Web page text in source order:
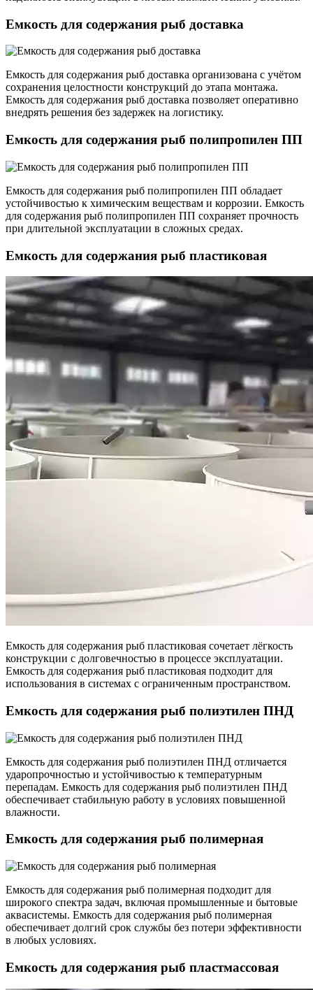
Емкость для содержания рыб доставка
Емкость для содержания рыб доставка организована с учётом
сохранения целостности конструкций до этапа монтажа.
Емкость для содержания рыб доставка позволяет оперативно
внедрять решения без задержек на логистику.
Емкость для содержания рыб полипропилен ПП
Емкость для содержания рыб полипропилен ПП обладает
устойчивостью к химическим веществам и коррозии. Емкость
для содержания рыб полипропилен ПП сохраняет прочность
при длительной эксплуатации в сложных средах.
Емкость для содержания рыб пластиковая
Емкость для содержания рыб пластиковая сочетает лёгкость
конструкции с долговечностью в процессе эксплуатации.
Емкость для содержания рыб пластиковая подходит для
использования в системах с ограниченным пространством.
Емкость для содержания рыб полиэтилен ПНД
Емкость для содержания рыб полиэтилен ПНД отличается
ударопрочностью и устойчивостью к температурным
перепадам. Емкость для содержания рыб полиэтилен ПНД
обеспечивает стабильную работу в условиях повышенной
влажности.
Емкость для содержания рыб полимерная
Емкость для содержания рыб полимерная подходит для
широкого спектра задач, включая промышленные и бытовые
аквасистемы. Емкость для содержания рыб полимерная
обеспечивает долгий срок службы без потери эффективности
в любых условиях.
Емкость для содержания рыб пластмассовая